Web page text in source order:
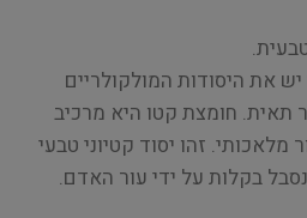
את היסודות המולקולריים
תאית. חומצת קטו היא מרכיב
זהו יסוד קטיוני טבעי
בקלות על ידי עור האדם.